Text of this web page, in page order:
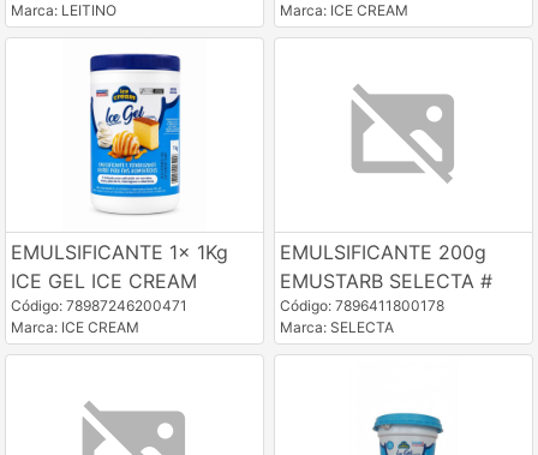
Marca: LEITINO
Marca: ICE CREAM
EMULSIFICANTE 1x 1Kg
ICE GEL ICE CREAM
Código: 78987246200471
Marca: ICE CREAM
EMULSIFICANTE 200g
EMUSTARB SELECTA #
Código: 7896411800178
Marca: SELECTA